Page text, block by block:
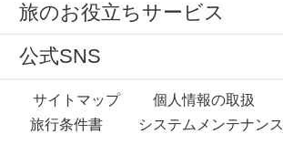
旅のお役立ちサービス
公式SNS
サイトマップ 個人情報の取扱
旅行条件書
システムメンテナンス